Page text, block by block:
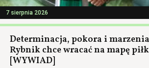
7 sierpnia 2026
Determinacja, pokora i
Rybnik chce wracać na mapę
[WYWIAD]